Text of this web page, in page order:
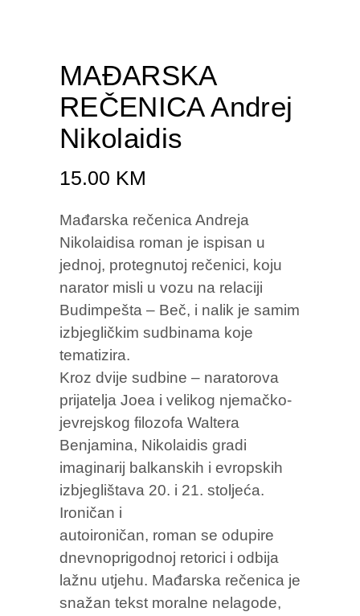
MAĐARSKA
REČENICA Andrej
Nikolaidis
15.00 KM
Mađarska rečenica Andreja
Nikolaidisa roman je ispisan u
jednoj, protegnutoj rečenici, koju
narator misli u vozu na relaciji
Budimpešta – Beč, i nalik je samim
izbjegličkim sudbinama koje
tematizira.
Kroz dvije sudbine – naratorova
prijatelja Joea i velikog njemačko-
jevrejskog filozofa Waltera
Benjamina, Nikolaidis gradi
imaginarij balkanskih i evropskih
izbjeglištava 20. i 21. stoljeća.
Ironičan i
autoironičan, roman se odupire
dnevnoprigodnoj retorici i odbija
lažnu utjehu. Mađarska rečenica je
snažan tekst moralne nelagode,